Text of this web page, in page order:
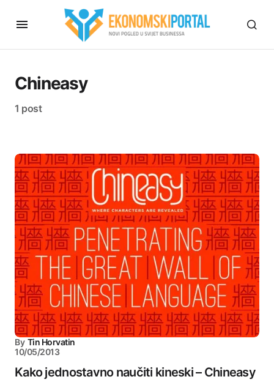
Chineasy
1 post
By Tin Horvatin
10/05/2013
Kako jednostavno naučiti kineski – Chineasy